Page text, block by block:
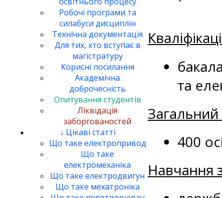
Робочі програми та
силабуси дисциплін
Технічна документація
Для тих, хто вступає в
магістратуру
Корисні посилання
Академічна
доброчесність
Опитування студентів
Ліквідація
заборгованостей
↓ Цікаві статті
Що таке електропривод
Що таке
електромеханіка
Що таке електродвигун
Що таке мехатроніка
та
400
Навчання